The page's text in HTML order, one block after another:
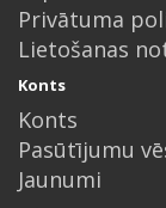
Privātuma
Lietošanas
Konts
Konts
Pasūtījumu
Jaunumi